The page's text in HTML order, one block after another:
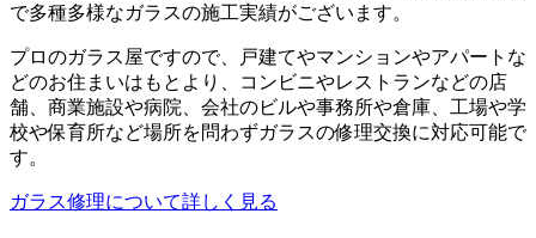
で多種多様なガラスの施工実績がございます。
プロのガラス屋ですので、戸建てやマンションやアパートな
どのお住まいはもとより、コンビニやレストランなどの店
舗、商業施設や病院、会社のビルや事務所や倉庫、工場や学
校や保育所など場所を問わずガラスの修理交換に対応可能で
す。
ガラス修理について詳しく見る